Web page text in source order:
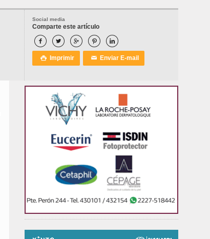
Social media
Comparte este artículo
    
 Imprimir ✉ Enviar E-mail